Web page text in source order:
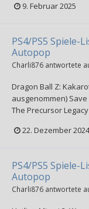
9. Februar 2025
PS4/PS5 Spiele-
Autopop
Charli876 antwortete
Dragon Ball Z:
ausgenommen) Save
The Precursor
22. Dezember 2024
PS4/PS5 Spiele-
Autopop
Charli876 antwortete